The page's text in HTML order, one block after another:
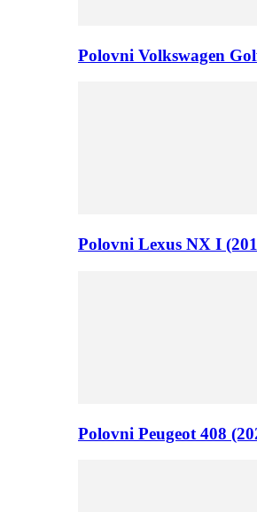
Polovni Volkswagen
Polovni Lexus NX I
Polovni Peugeot 408